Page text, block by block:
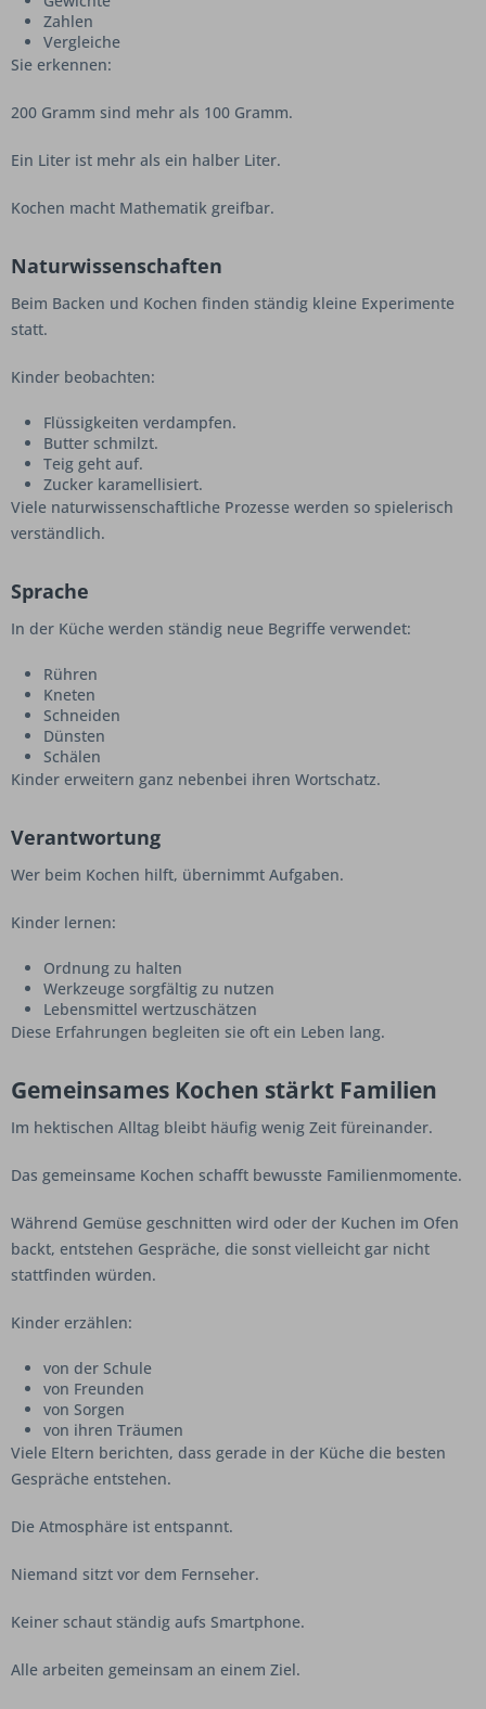
Zahlen
Vergleiche
Sie erkennen:
200 Gramm sind mehr als 100 Gramm.
Ein Liter ist mehr als ein halber Liter.
Kochen macht Mathematik greifbar.
Naturwissenschaften
Beim Backen und Kochen finden ständig kleine Experimente
statt.
Kinder beobachten:
Flüssigkeiten verdampfen.
Butter schmilzt.
Teig geht auf.
Zucker karamellisiert.
Viele naturwissenschaftliche Prozesse werden so spielerisch
verständlich.
Sprache
In der Küche werden ständig neue Begriffe verwendet:
Rühren
Kneten
Schneiden
Dünsten
Schälen
Kinder erweitern ganz nebenbei ihren Wortschatz.
Verantwortung
Wer beim Kochen hilft, übernimmt Aufgaben.
Kinder lernen:
Ordnung zu halten
Werkzeuge sorgfältig zu nutzen
Lebensmittel wertzuschätzen
Diese Erfahrungen begleiten sie oft ein Leben lang.
Gemeinsames Kochen stärkt Familien
Im hektischen Alltag bleibt häufig wenig Zeit füreinander.
Das gemeinsame Kochen schafft bewusste Familienmomente.
Während Gemüse geschnitten wird oder der Kuchen im Ofen
backt, entstehen Gespräche, die sonst vielleicht gar nicht
stattfinden würden.
Kinder erzählen:
von der Schule
von Freunden
von Sorgen
von ihren Träumen
Viele Eltern berichten, dass gerade in der Küche die besten
Gespräche entstehen.
Die Atmosphäre ist entspannt.
Niemand sitzt vor dem Fernseher.
Keiner schaut ständig aufs Smartphone.
Alle arbeiten gemeinsam an einem Ziel.